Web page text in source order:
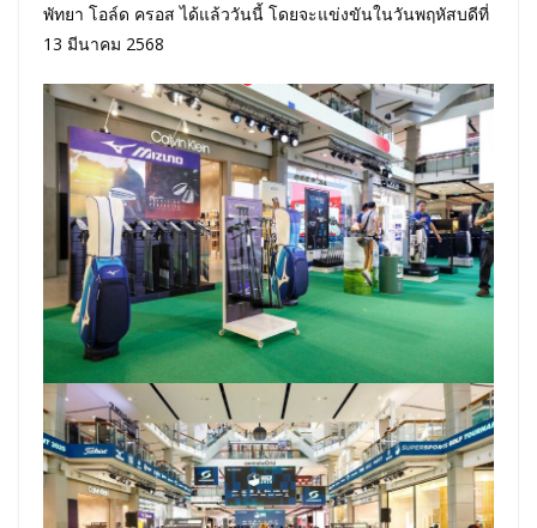
พัทยา โอล์ด ครอส ได้แล้ววันนี้ โดยจะแข่งขันในวันพฤหัสบดีที่
13 มีนาคม 2568